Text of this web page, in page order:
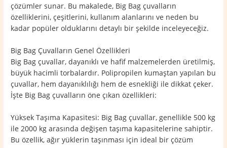
çözümler sunar. Bu makalede, Big Bag çuvalların
özelliklerini, çeşitlerini, kullanım alanlarını ve neden bu
kadar popüler olduklarını detaylı bir şekilde inceleyeceğiz.
Big Bag Çuvalların Genel Özellikleri
Big Bag çuvallar, dayanıklı ve hafif malzemelerden üretilmiş,
büyük hacimli torbalardır. Polipropilen kumaştan yapılan bu
çuvallar, hem dayanıklılığı hem de esnekliği ile dikkat çeker.
İşte Big Bag çuvalların öne çıkan özellikleri:
Yüksek Taşıma Kapasitesi: Big Bag çuvallar, genellikle 500 kg
ile 2000 kg arasında değişen taşıma kapasitelerine sahiptir.
Bu özellik, ağır yüklerin taşınması için ideal bir çözüm